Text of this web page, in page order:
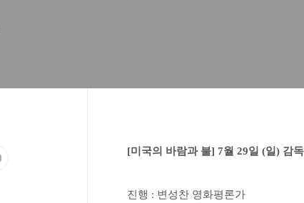
[미국의 바람과 불] 7월 29일 (일) 감
진행 : 변성찬 영화평론가